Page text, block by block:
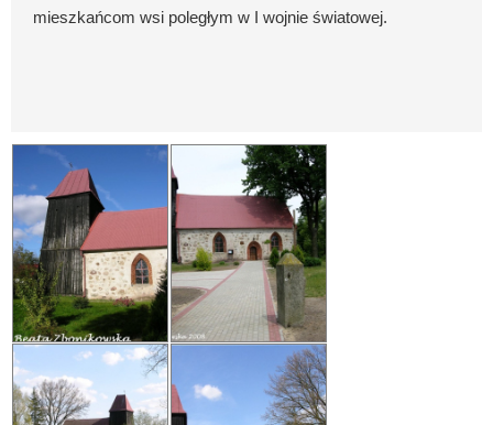
mieszkańcom wsi poległym w I wojnie światowej.